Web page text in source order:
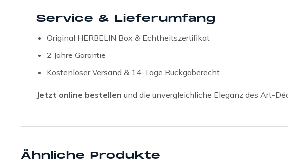
Service & Lieferumfang
Original HERBELIN Box & Echtheitszertifikat
2 Jahre Garantie
Kostenloser Versand & 14-Tage Rückgaberecht
Jetzt online bestellen und die unvergleichliche Eleganz des Art-
Ähnliche Produkte